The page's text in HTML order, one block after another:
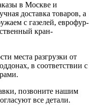
в Москве и
доставка товаров, а
с газелей, еврофур-
кран-
места разгрузки от
в соответствии с
позвоните нашим
все детали.